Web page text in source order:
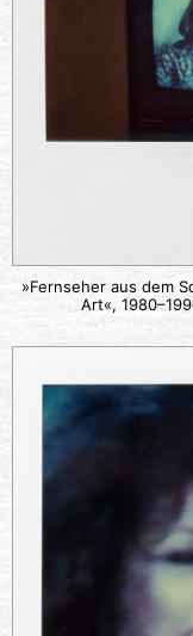
»Fernseher aus dem
Art«,